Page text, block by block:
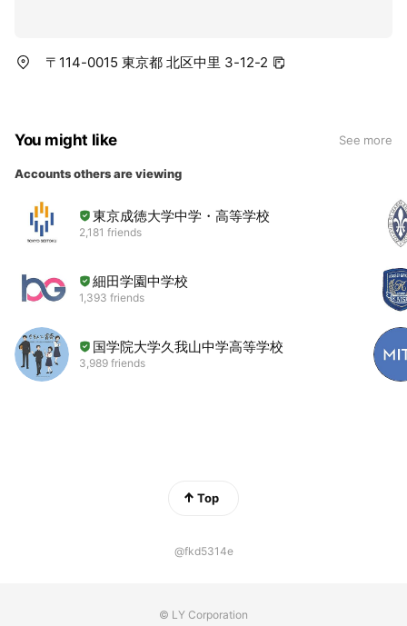
〒114-0015 東京都 北区中里 3-12-2
You might like See more
Accounts others are viewing
東京成徳大学中学・高等学校
2,181 friends
細田学園中学校
1,393 friends
国学院大学久我山中学高等学校
3,989 friends
Top
@fkd5314e
© LY Corporation